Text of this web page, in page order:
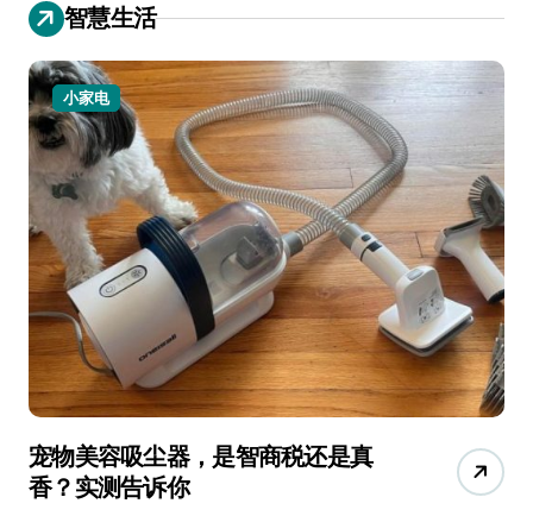
智慧生活
小家电
宠物美容吸尘器，是智商税还是真
香？实测告诉你